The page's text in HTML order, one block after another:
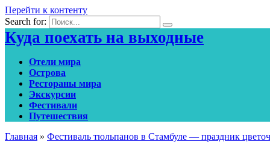
Перейти к контенту
Search for:
Куда поехать на выходные
Отели мира
Острова
Рестораны мира
Экскурсии
Фестивали
Путешествия
Главная » Фестиваль тюльпанов в Стамбуле — праздник